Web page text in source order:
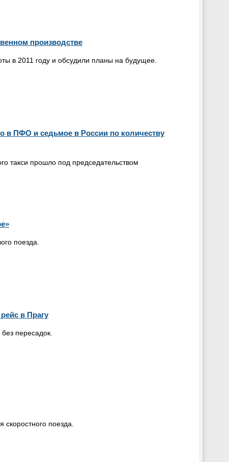
производстве
в 2011 году и обсудили планы на будущее.
в ПФО и седьмое в России по количеству
такси прошло под председательством
поезда.
в Прагу
пересадок.
поезда.